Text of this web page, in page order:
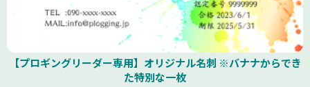
【プロギングリーダー専用】オリジナル名刺 ※バナナからでき
た特別な一枚